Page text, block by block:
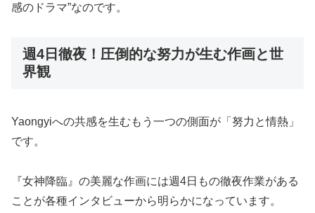
感のドラマ”なのです。
週4日徹夜！圧倒的な努力が生む作画と世
界観
Yaongyiへの共感を生むもう一つの側面が「努力と情熱」
です。
『女神降臨』の美麗な作画には週4日もの徹夜作業がある
ことが各種インタビューから明らかになっています。